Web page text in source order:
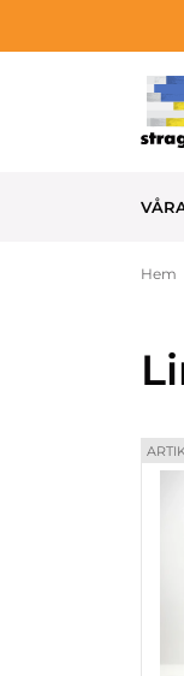
Hem